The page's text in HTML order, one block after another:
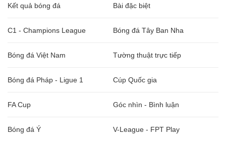
Kết quả bóng đá Bài đặc biệt
C1 - Champions League Bóng đá Tây Ban Nha
Bóng đá Việt Nam Tường thuật trực tiếp
Bóng đá Pháp - Ligue 1 Cúp Quốc gia
FA Cup Góc nhìn - Bình luận
Bóng đá Ý V-League - FPT Play